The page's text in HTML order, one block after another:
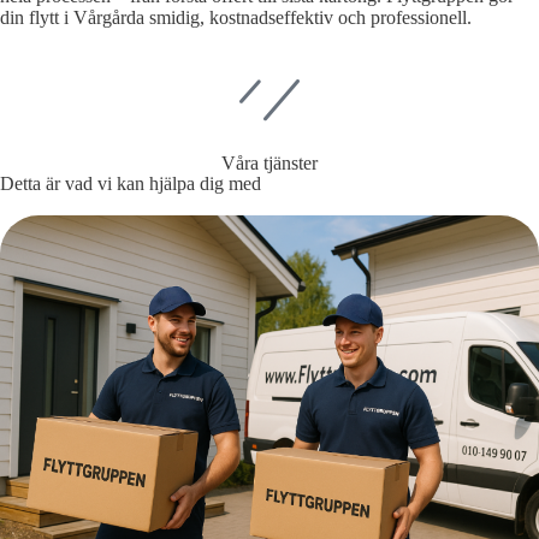
din flytt i Vårgårda smidig, kostnadseffektiv och professionell.
Våra tjänster
Detta är vad vi kan hjälpa dig med